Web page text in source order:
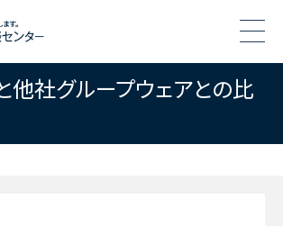
他社グループウェアとの比